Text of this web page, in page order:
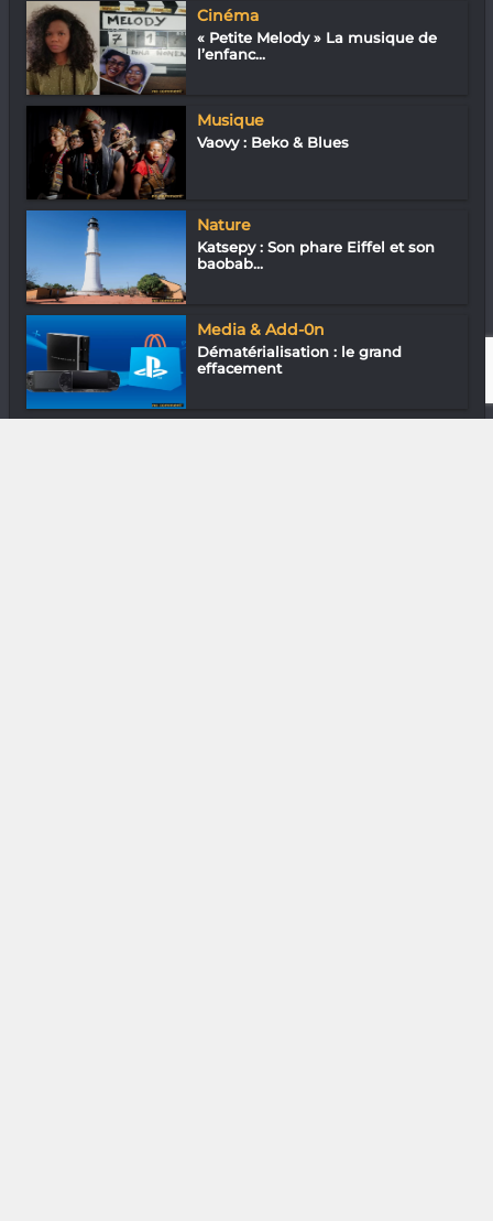
Cinéma
« Petite Melody » La musique de
l’enfanc...
Musique
Vaovy : Beko & Blues
Nature
Katsepy : Son phare Eiffel et son
baobab...
Media & Add-0n
Dématérialisation : le grand
effacement